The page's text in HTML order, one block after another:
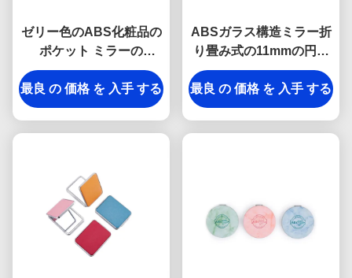
ゼリー色のABS化粧品の
ポケット ミラーの
Debossing 10mmの厚さ
小さい手ミラー
最良 の 価格 を 入手 する
ABSガラス構造ミラー折
り畳み式の11mmの円形
密集したミラーのロゴPU
の革
最良 の 価格 を 入手 する